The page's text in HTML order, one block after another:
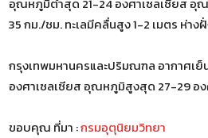
อุณหภูมิต่ำสุด 21-24 องศาเซลเซียส อุ
35 กม./ชม. ทะเลมีคลื่นสูง 1-2 เมตร ห่า
กรุงเทพมหานครและปริมณฑล อากาศเ
องศาเซลเซียส อุณหภูมิสูงสุด 27-29 อง
ขอบคุณ ที่มา :กรมอุตุนิยมวิทยา